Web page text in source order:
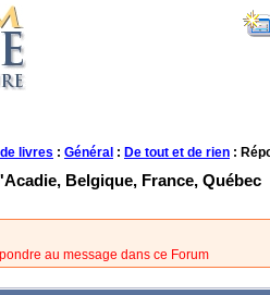
livres : Général : De tout et de rien :
Belgique, France, Québec
au message dans ce Forum